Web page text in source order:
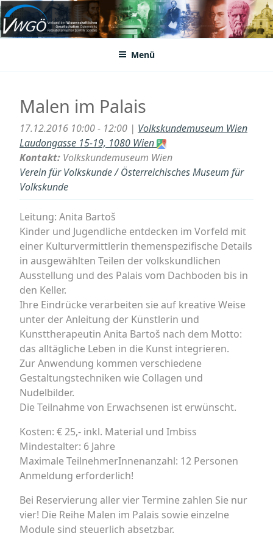
Zum
Inhalt
springenVWGÖ
Federation of Austrian Scientific Societies
Menü
Malen im Palais
17.12.2016 10:00 - 12:00 | Volkskundemuseum Wien
Laudongasse 15-19, 1080 Wien
Kontakt: Volkskundemuseum Wien
Verein für Volkskunde / Österreichisches Museum für
Volkskunde
Leitung: Anita Bartoš
Kinder und Jugendliche entdecken im Vorfeld mit
einer Kulturvermittlerin themenspezifische Details
in ausgewählten Teilen der volkskundlichen
Ausstellung und des Palais vom Dachboden bis in
den Keller.
Ihre Eindrücke verarbeiten sie auf kreative Weise
unter der Anleitung der Künstlerin und
Kunsttherapeutin Anita Bartoš nach dem Motto:
das alltägliche Leben in die Kunst integrieren.
Zur Anwendung kommen verschiedene
Gestaltungstechniken wie Collagen und
Nudelbilder.
Die Teilnahme von Erwachsenen ist erwünscht.
Kosten: € 25,- inkl. Material und Imbiss
Mindestalter: 6 Jahre
Maximale TeilnehmerInnenanzahl: 12 Personen
Anmeldung erforderlich!
Bei Reservierung aller vier Termine zahlen Sie nur
vier! Die Reihe Malen im Palais sowie einzelne
Module sind steuerlich absetzbar.